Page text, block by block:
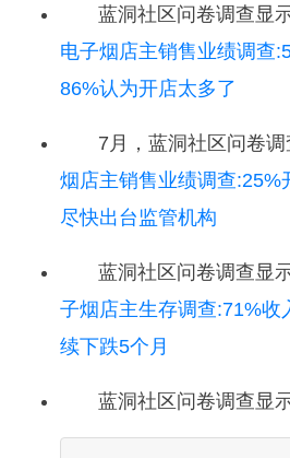
蓝洞社区问卷调查显
电子烟店主销售业绩调查
86%认为开店太多了
7月，蓝洞社区问卷调
烟店主销售业绩调查:25%
尽快出台监管机构
蓝洞社区问卷调查显
子烟店主生存调查:71%收
续下跌5个月
蓝洞社区问卷调查显